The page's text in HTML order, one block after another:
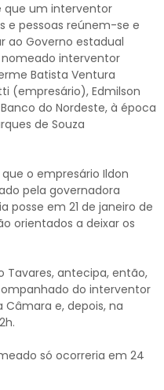
que um interventor
e pessoas reúnem-se e
ao Governo estadual
interventor
Batista Ventura
(empresário), Edmilson
do Nordeste, à época
de Souza
o empresário Ildon
pela governadora
posse em 21 de janeiro de
orientados a deixar os
Tavares, antecipa, então,
do interventor
e, depois, na
só ocorreria em 24